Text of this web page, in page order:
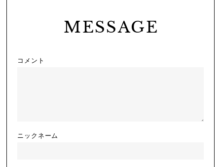
MESSAGE
コメント
ニックネーム